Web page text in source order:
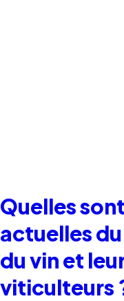
Quelles
actuelles
du vin et
viticulteurs